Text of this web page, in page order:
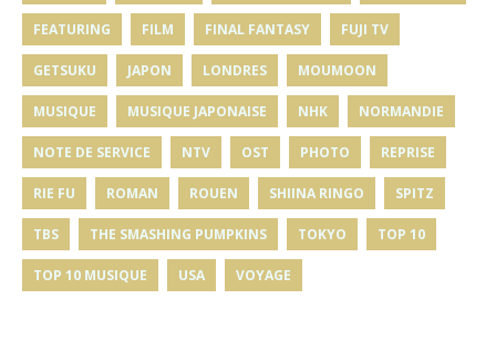
FEATURING FILM FINAL FANTASY FUJI TV
GETSUKU JAPON LONDRES MOUMOON
MUSIQUE MUSIQUE JAPONAISE NHK NORMANDIE
NOTE DE SERVICE NTV OST PHOTO REPRISE
RIE FU ROMAN ROUEN SHIINA RINGO SPITZ
TBS THE SMASHING PUMPKINS TOKYO TOP 10
TOP 10 MUSIQUE USA VOYAGE